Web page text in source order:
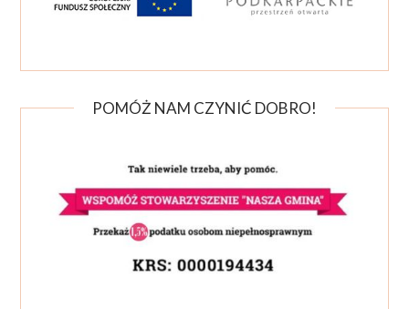
POMÓŻ NAM CZYNIĆ DOBRO!